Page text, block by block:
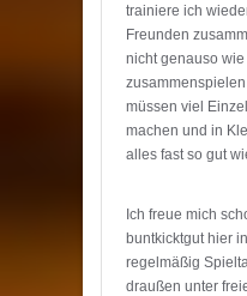
trainiere ich
Freunden
nicht genauso
müssen viel
machen und in
alles fast so gut
Ich freue mich
buntkicktgut hier
regelmäßig
draußen unter